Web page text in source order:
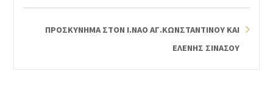
ΠΡΟΣΚΥΝΗΜΑ ΣΤΟΝ Ι.ΝΑΟ ΑΓ.ΚΩΝΣΤΑΝΤΙΝΟΥ ΚΑΙ
ΕΛΕΝΗΣ ΣΙΝΑΣΟΥ